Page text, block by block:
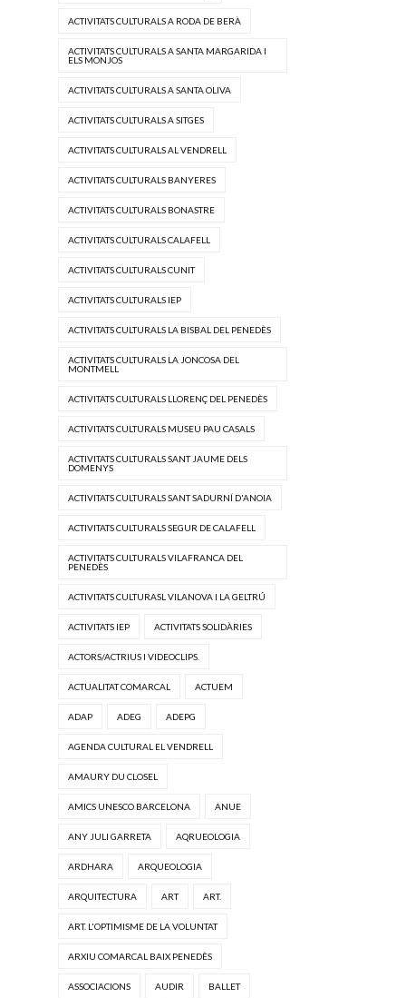
ACTIVITATS CULTURALS A RODA DE BERÀ
ACTIVITATS CULTURALS A SANTA MARGARIDA I
ELS MONJOS
ACTIVITATS CULTURALS A SANTA OLIVA
ACTIVITATS CULTURALS A SITGES
ACTIVITATS CULTURALS AL VENDRELL
ACTIVITATS CULTURALS BANYERES
ACTIVITATS CULTURALS BONASTRE
ACTIVITATS CULTURALS CALAFELL
ACTIVITATS CULTURALS CUNIT
ACTIVITATS CULTURALS IEP
ACTIVITATS CULTURALS LA BISBAL DEL PENEDÈS
ACTIVITATS CULTURALS LA JONCOSA DEL
MONTMELL
ACTIVITATS CULTURALS LLORENÇ DEL PENEDÈS
ACTIVITATS CULTURALS MUSEU PAU CASALS
ACTIVITATS CULTURALS SANT JAUME DELS
DOMENYS
ACTIVITATS CULTURALS SANT SADURNÍ D'ANOIA
ACTIVITATS CULTURALS SEGUR DE CALAFELL
ACTIVITATS CULTURALS VILAFRANCA DEL
PENEDÈS
ACTIVITATS CULTURASL VILANOVA I LA GELTRÚ
ACTIVITATS IEP ACTIVITATS SOLIDÀRIES
ACTORS/ACTRIUS I VIDEOCLIPS.
ACTUALITAT COMARCAL ACTUEM
ADAP ADEG ADEPG
AGENDA CULTURAL EL VENDRELL
AMAURY DU CLOSEL
AMICS UNESCO BARCELONA ANUE
ANY JULI GARRETA AQRUEOLOGIA
ARDHARA ARQUEOLOGIA
ARQUITECTURA ART ART.
ART. L'OPTIMISME DE LA VOLUNTAT
ARXIU COMARCAL BAIX PENEDÈS
ASSOCIACIONS AUDIR BALLET